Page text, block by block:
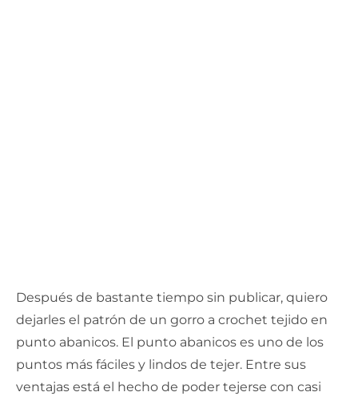
Después de bastante tiempo sin publicar, quiero
dejarles el patrón de un gorro a crochet tejido en
punto abanicos. El punto abanicos es uno de los
puntos más fáciles y lindos de tejer. Entre sus
ventajas está el hecho de poder tejerse con casi